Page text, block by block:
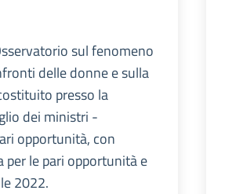
sul fenomeno
delle donne e sulla
presso la
dei ministri -
opportunità, con
le pari opportunità e
2022.